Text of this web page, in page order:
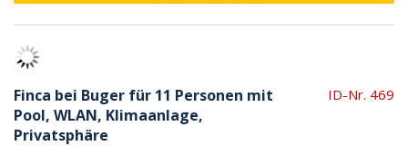
Finca bei Buger für 11 Personen mit
Pool, WLAN, Klimaanlage,
Privatsphäre
ID-Nr. 469